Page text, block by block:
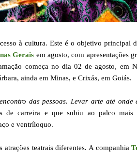
à cultura. Este é o objetivo principal
Gerais em agosto, com apresentações
começa no dia 02 de agosto, em
ainda em Minas, e Crixás, em Goiás.
das pessoas. Levar arte até onde
de carreira e que subiu ao palco mais
e ventríloquo.
atrações teatrais diferentes. A companhia